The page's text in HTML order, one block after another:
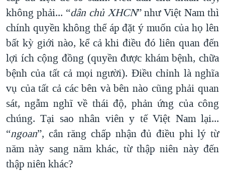
không phải... “dân chủ XHCN” như Việt Nam thì
chính quyền không thể áp đặt ý muốn của họ lên
bất kỳ giới nào, kể cả khi điều đó liên quan đến
lợi ích cộng đồng (quyền được khám bệnh, chữa
bệnh của tất cả mọi người). Điều chỉnh là nghĩa
vụ của tất cả các bên và bên nào cũng phải quan
sát, ngẫm nghĩ về thái độ, phản ứng của công
chúng. Tại sao nhân viên y tế Việt Nam lại...
“ngoan”, cắn răng chấp nhận đủ điều phi lý từ
năm này sang năm khác, từ thập niên này đến
thập niên khác?